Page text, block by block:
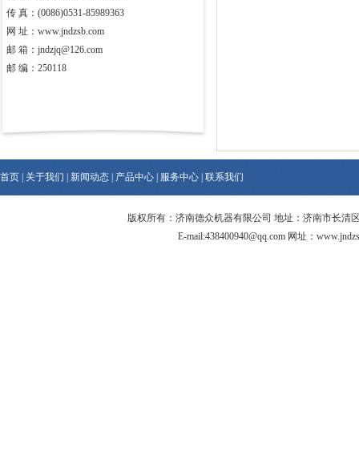
传 真：(0086)0531-85989363
网 址： www.jndzsb.com
邮 箱：jndzjq@126.com
邮 编：250118
首页 关于我们 新闻动态 产品中心 服务中心 联系我们
版权所有：济南德众机器有限公司 地址：济南市长清
E-mail:438400940@qq.com 网址：